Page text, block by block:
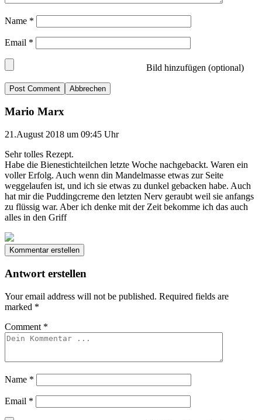
Name *
Email *
Bild hinzufügen (optional)
Abbrechen
Mario Marx
21.August 2018 um 09:45 Uhr
Sehr tolles Rezept.
Habe die Bienestichteilchen letzte Woche nachgebackt. Waren ein
voller Erfolg. Auch wenn din Mandelmasse etwas zur Seite
weggelaufen ist, und ich sie etwas zu dunkel gebacken habe. Auch
hat mir die Puddingcreme den letzten Nerv geraubt weil sie anfangs
zu flüssig war. Aber ich denke mit der Zeit bekomme ich das auch
alles in den Griff
Kommentar erstellen
Antwort erstellen
Your email address will not be published. Required fields are
marked *
Comment *
Name *
Email *